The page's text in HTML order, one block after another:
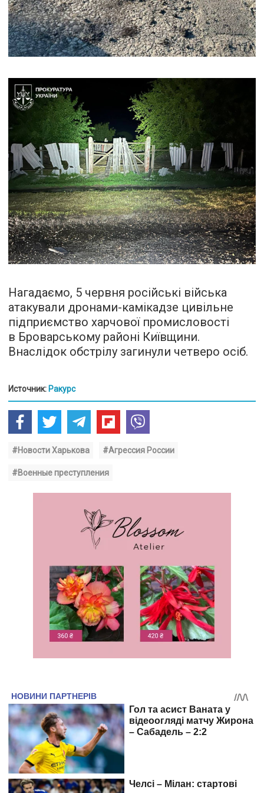
Нагадаємо, 5 червня російські війська
атакували дронами-камікадзе цивільне
підприємство харчової промисловості
в Броварському районі Київщини.
Внаслідок обстрілу загинули четверо осіб.
Источник: Ракурс
#Новости Харькова #Агрессия России
#Военные преступления